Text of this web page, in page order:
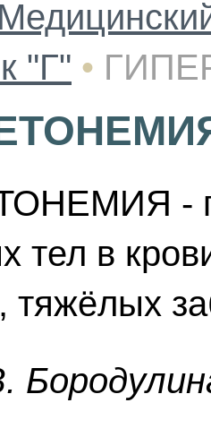
"Г" •
-
тел в
тяжёлых